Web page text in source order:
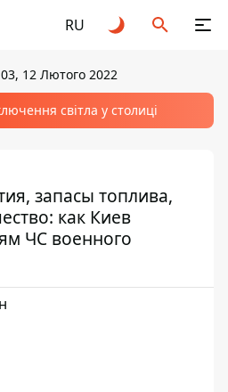
RU
12 Лютого 2022
світла у столиці
запасы топлива,
как Киев
ЧС военного